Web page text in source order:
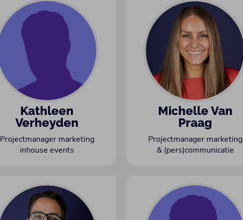
Kathleen
Verheyden
Projectmanager marketing
inhouse events
Michelle Van
Praag
Projectmanager marketing
& (pers)communicatie